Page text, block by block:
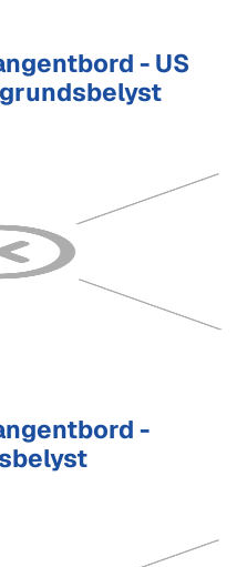
- US
-